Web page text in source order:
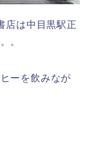
店は中目黒駅正
。
ーを飲みなが